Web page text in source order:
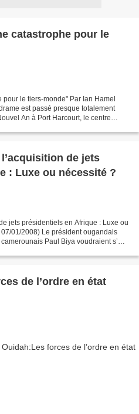
catastrophe pour le
le tiers-monde" Par Ian Hamel
est passé presque totalement
An à Port Harcourt, le centre
de jets
: Luxe ou nécessité ?
jets présidentiels en Afrique : Luxe ou
01/2008) Le président ougandais
Paul Biya voudraient s’
de l’ordre en état